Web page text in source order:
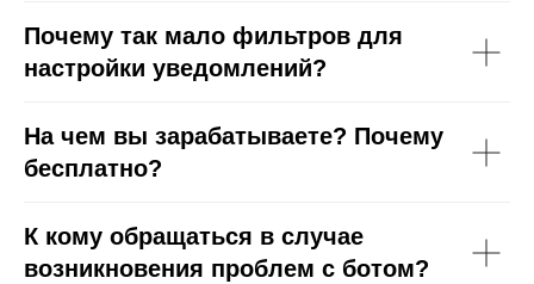
Почему так мало фильтров для
настройки уведомлений?
На чем вы зарабатываете? Почему
бесплатно?
К кому обращаться в случае
возникновения проблем с ботом?